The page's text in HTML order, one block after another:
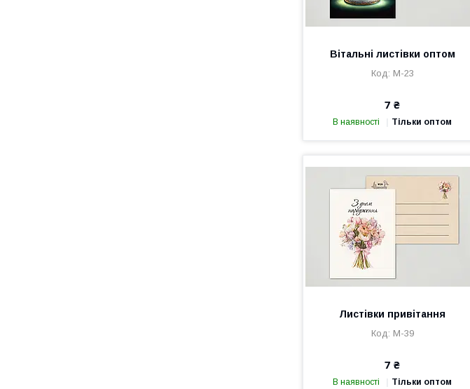
Вітальні листівки оптом
М-23
7 ₴
В наявності Тільки оптом
Листівки привітання
М-39
7 ₴
В наявності Тільки оптом